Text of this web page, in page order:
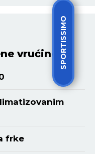
SPORTISSIMO
vrućine?
frke